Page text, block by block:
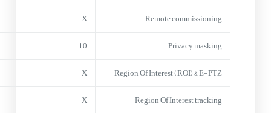
Remote commissioning
X
Privacy masking
10
Region Of Interest (ROI) & E-PTZ
X
Region Of Interest tracking
X